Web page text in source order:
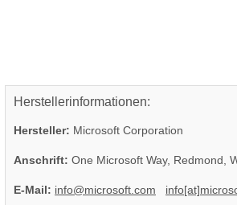
Herstellerinformationen:
Hersteller: Microsoft Corporation
Anschrift: One Microsoft Way, Redmond,
E-Mail: info@microsoft.com